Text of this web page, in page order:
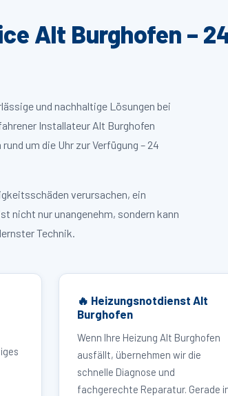
Alt Burghofen –
und nachhaltige Lösungen bei
Installateur Alt Burghofen
um die Uhr zur Verfügung – 24
verursachen, ein
nicht nur unangenehm, sondern kann
Technik.
🔥 Heizungsnotdienst Alt
Burghofen
Wenn Ihre Heizung Alt Burghofen
ausfällt, übernehmen wir die
schnelle Diagnose und
fachgerechte Reparatur. Gerade